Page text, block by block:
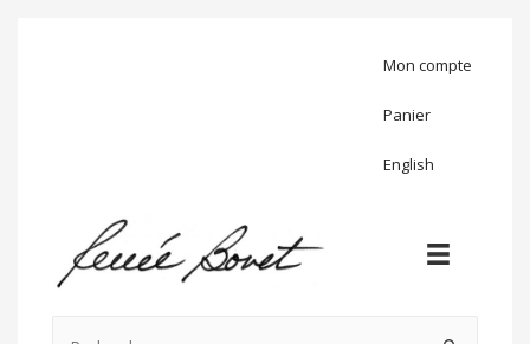
Mon compte
Panier
English